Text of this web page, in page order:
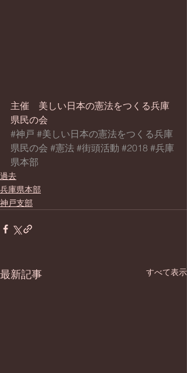
主催　美しい日本の憲法をつくる兵庫
県民の会
#神戸 #美しい日本の憲法をつくる兵庫
県民の会 #憲法 #街頭活動 #2018 #兵庫
県本部
過去
兵庫県本部
神戸支部
最新記事 すべて表示